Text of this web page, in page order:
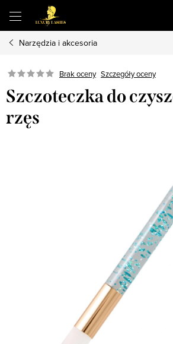
treści
Narzędzia i akcesoria
Brak oceny Szczegóły oceny
Szczoteczka do
rzęs